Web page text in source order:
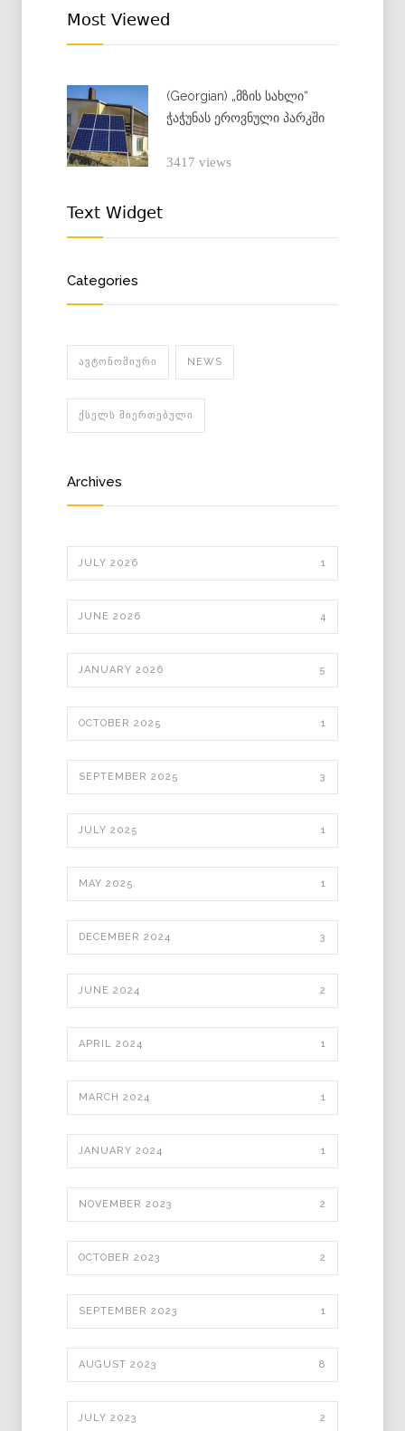
Most Viewed
(Georgian) „მზის სახლი“
ჭაჭუნას ეროვნული პარკში
3417 views
Text Widget
Categories
ᲐᲕᲢᲝᲜᲝᲛᲘᲣᲠᲘ NEWS
ᲥᲡᲔᲚᲡ ᲛᲘᲔᲠᲗᲔᲑᲣᲚᲘ
Archives
JULY 2026 1
JUNE 2026 4
JANUARY 2026 5
OCTOBER 2025 1
SEPTEMBER 2025 3
JULY 2025 1
MAY 2025 1
DECEMBER 2024 3
JUNE 2024 2
APRIL 2024 1
MARCH 2024 1
JANUARY 2024 1
NOVEMBER 2023 2
OCTOBER 2023 2
SEPTEMBER 2023 1
AUGUST 2023 8
JULY 2023 2